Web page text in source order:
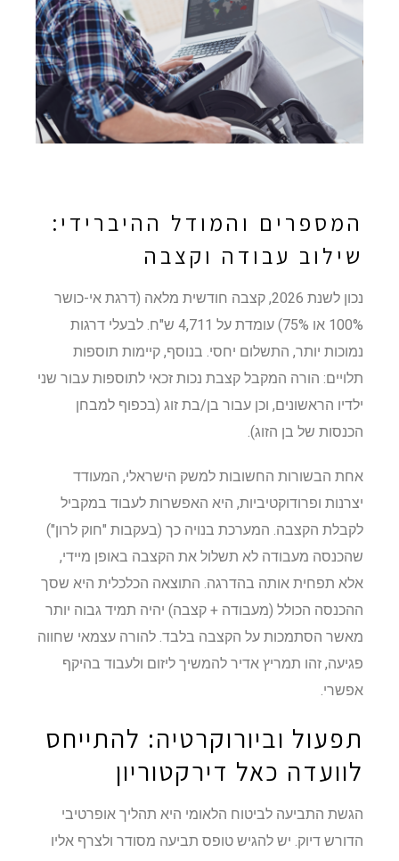
המספרים והמודל ההיברידי:
שילוב עבודה וקצבה
נכון לשנת 2026, קצבה חודשית מלאה (דרגת אי-כושר
100% או 75%) עומדת על 4,711 ש"ח. לבעלי דרגות
נמוכות יותר, התשלום יחסי. בנוסף, קיימות תוספות
תלויים: הורה המקבל קצבת נכות זכאי לתוספות עבור שני
ילדיו הראשונים, וכן עבור בן/בת זוג (בכפוף למבחן
הכנסות של בן הזוג).
אחת הבשורות החשובות למשק הישראלי, המעודד
יצרנות ופרודוקטיביות, היא האפשרות לעבוד במקביל
לקבלת הקצבה. המערכת בנויה כך (בעקבות "חוק לרון")
שהכנסה מעבודה לא תשלול את הקצבה באופן מיידי,
אלא תפחית אותה בהדרגה. התוצאה הכלכלית היא שסך
ההכנסה הכולל (מעבודה + קצבה) יהיה תמיד גבוה יותר
מאשר הסתמכות על הקצבה בלבד. להורה עצמאי שחווה
פגיעה, זהו תמריץ אדיר להמשיך ליזום ולעבוד בהיקף
אפשרי.
תפעול וביורוקרטיה: להתייחס
לוועדה כאל דירקטוריון
הגשת התביעה לביטוח הלאומי היא תהליך אופרטיבי
הדורש דיוק. יש להגיש טופס תביעה מסודר ולצרף אליו